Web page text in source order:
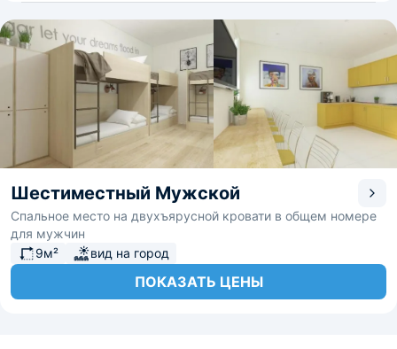
Шестиместный Мужской
Спальное место на двухъярусной кровати в общем номере
для мужчин
9м²
вид на город
ПОКАЗАТЬ ЦЕНЫ